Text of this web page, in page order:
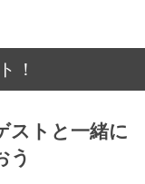
！
ストと一緒に
う